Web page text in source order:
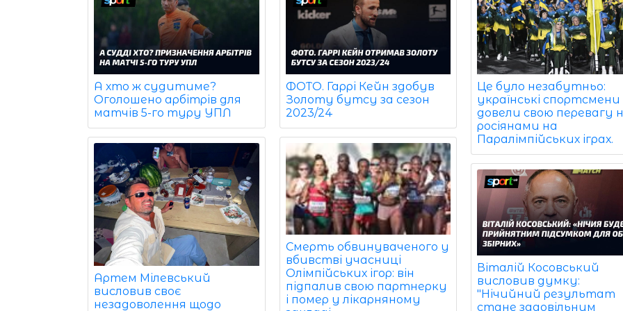
А хто ж судитиме?
Оголошено арбітрів для
матчів 5-го туру УПЛ
Артем Мілевський
висловив своє
незадоволення щодо
ФОТО. Гаррі Кейн здобув
Золоту бутсу за сезон
2023/24
Смерть обвинуваченого у
вбивстві учасниці
Олімпійських ігор: він
підпалив свою партнерку
і помер у лікарняному
Це було незабутньо:
українські спортсмени
довели свою перевагу
росіянами на
Паралімпійських іграх.
Віталій Косовський
висловив думку:
"Нічийний результат
стане задовільним